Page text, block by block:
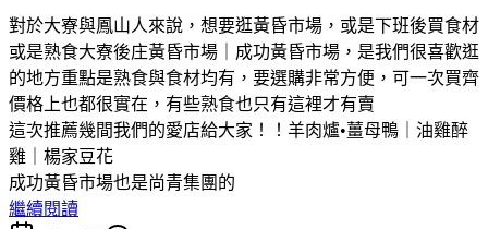
對於大寮與鳳山人來說，想要逛黃昏市場，或是下班後買食材
或是熟食大寮後庄黃昏市場｜成功黃昏市場，是我們很喜歡逛
的地方重點是熟食與食材均有，要選購非常方便，可一次買齊
價格上也都很實在，有些熟食也只有這裡才有賣
這次推薦幾間我們的愛店給大家！！羊肉爐•薑母鴨｜油雞醉
雞｜楊家豆花
成功黃昏市場也是尚青集團的
繼續閱讀